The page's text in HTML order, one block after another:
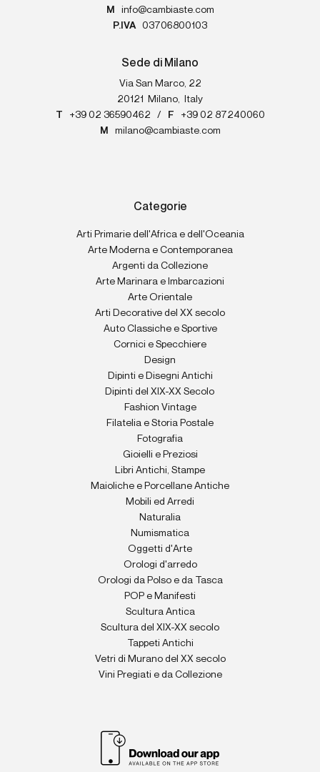
M
info@cambiaste.com
P.IVA
03706800103
Sede di Milano
Via San Marco, 22
20121
Milano,
Italy
T
+39 02 36590462 / F
+39 02 87240060
M
milano@cambiaste.com
Categorie
Arti Primarie dell'Africa e dell'Oceania
Arte Moderna e Contemporanea
Argenti da Collezione
Arte Marinara e Imbarcazioni
Arte Orientale
Arti Decorative del XX secolo
Auto Classiche e Sportive
Cornici e Specchiere
Design
Dipinti e Disegni Antichi
Dipinti del XIX-XX Secolo
Fashion Vintage
Filatelia e Storia Postale
Fotografia
Gioielli e Preziosi
Libri Antichi, Stampe
Maioliche e Porcellane Antiche
Mobili ed Arredi
Naturalia
Numismatica
Oggetti d'Arte
Orologi d'arredo
Orologi da Polso e da Tasca
POP e Manifesti
Scultura Antica
Scultura del XIX-XX secolo
Tappeti Antichi
Vetri di Murano del XX secolo
Vini Pregiati e da Collezione